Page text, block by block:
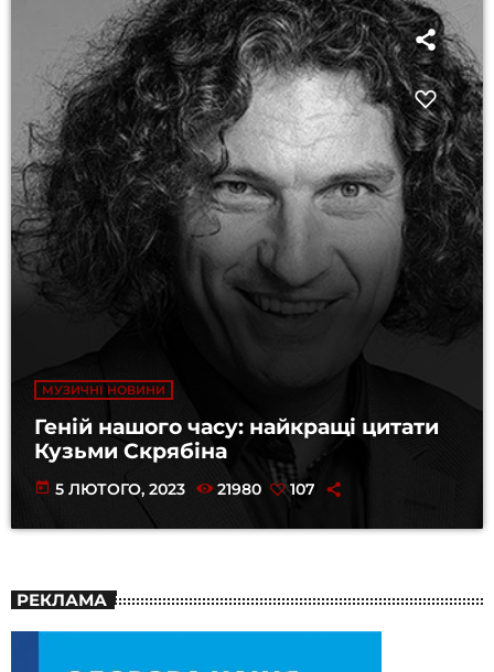
МУЗИЧНІ НОВИНИ
Геній нашого часу: найкращі цитати
Кузьми Скрябіна
today 5 ЛЮТОГО, 2023 21980 107
РЕКЛАМА